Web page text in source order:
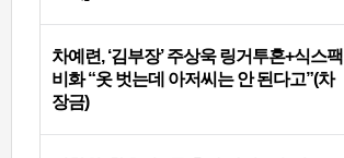
차예련, ‘김부장’ 주상욱 링거투혼+식스팩
비화 “옷 벗는데 아저씨는 안 된다고”(차
장금)